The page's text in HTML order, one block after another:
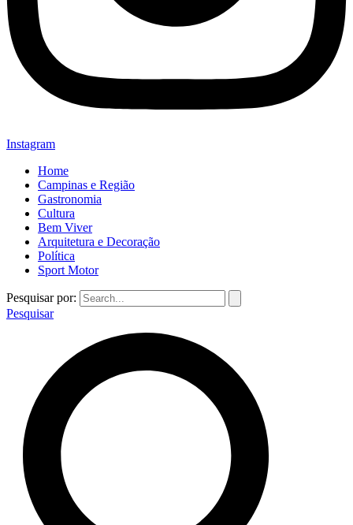
Instagram
Home
Campinas e Região
Gastronomia
Cultura
Bem Viver
Arquitetura e Decoração
Política
Sport Motor
Pesquisar por:
Pesquisar